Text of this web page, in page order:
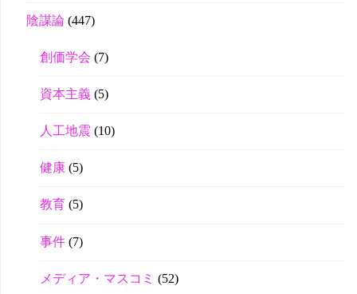
陰謀論 (447)
創価学会 (7)
資本主義(5)
人工地震 (10)
健康(5)
教育 (5)
事件(7)
メディア・マスコミ (52)